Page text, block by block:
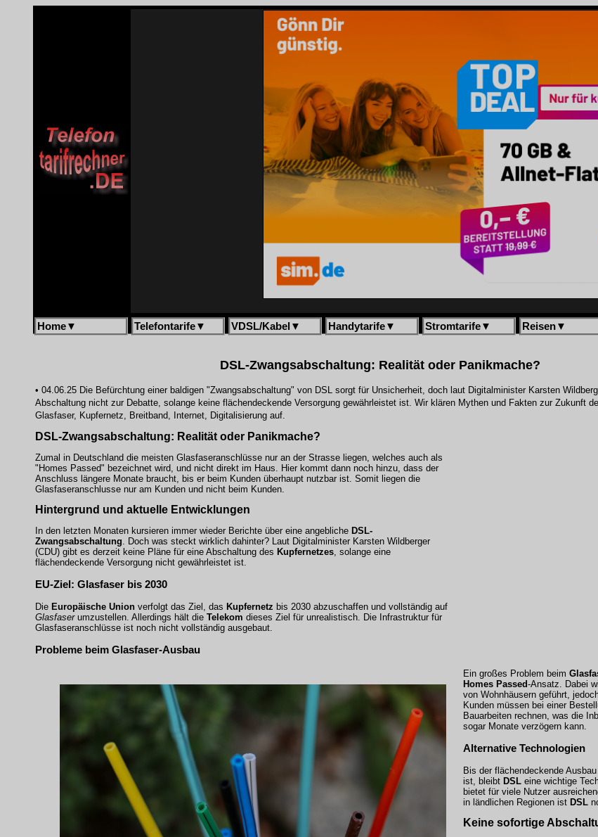
Home▼ Telefontarife▼ VDSL/Kabel ▼ Handytarife▼ Stromtarife▼ Reisen▼
DSL-Zwangsabschaltung: Realität oder Panikmache?
• 04.06.25 Die Befürchtung einer baldigen "Zwangsabschaltung" von DSL sorgt für Unsicherheit, doch laut Digitalminister Karsten
Abschaltung nicht zur Debatte, solange keine flächendeckende Versorgung gewährleistet ist. Wir klären Mythen und Fakten zur Zukunft
Glasfaser, Kupfernetz, Breitband, Internet, Digitalisierung auf.
DSL-Zwangsabschaltung: Realität oder Panikmache?
Zumal in Deutschland die meisten Glasfaseranschlüsse nur an der Strasse liegen, welches auch als
"Homes Passed" bezeichnet wird, und nicht direkt im Haus. Hier kommt dann noch hinzu, dass der
Anschluss längere Monate braucht, bis er beim Kunden überhaupt nutzbar ist. Somit liegen die
Glasfaseranschlusse nur am Kunden und nicht beim Kunden.
Hintergrund und aktuelle Entwicklungen
In den letzten Monaten kursieren immer wieder Berichte über eine angebliche DSL-
Zwangsabschaltung. Doch was steckt wirklich dahinter? Laut Digitalminister Karsten Wildberger
(CDU) gibt es derzeit keine Pläne für eine Abschaltung des Kupfernetzes, solange eine
flächendeckende Versorgung nicht gewährleistet ist.
EU-Ziel: Glasfaser bis 2030
Die Europäische Union verfolgt das Ziel, das Kupfernetz bis 2030 abzuschaffen und vollständig auf
Glasfaserumzustellen. Allerdings hält die Telekom dieses Ziel für unrealistisch. Die Infrastruktur für
Glasfaseranschlüsse ist noch nicht vollständig ausgebaut.
Probleme beim Glasfaser-Ausbau
Ein großes Problem beim
Homes Passed-Ansatz. Dabei
von Wohnhäusern geführt,
Kunden müssen bei einer
Bauarbeiten rechnen, was die
sogar Monate verzögern kann.
Alternative Technologien
Bis der flächendeckende
ist, bleibt DSL eine wichtige
bietet für viele Nutzer
in ländlichen Regionen ist DSL
Keine sofortige